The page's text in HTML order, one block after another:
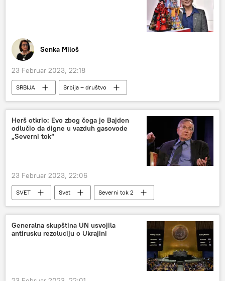
Senka Miloš
23 Februar 2023, 22:18
SRBIJA
Srbija – društvo
sajam turizma
Kina
Herš otkrio: Evo zbog čega je Bajden
odlučio da digne u vazduh gasovode
„Severni tok“
23 Februar 2023, 22:06
SVET Svet
Severni tok 2
Severni tok
Simor Herš
Generalna skupština UN usvojila
antirusku rezoluciju o Ukrajini